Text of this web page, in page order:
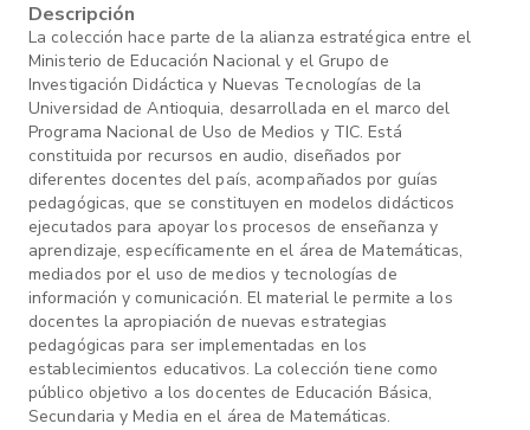
Descripción
La colección hace parte de la alianza estratégica entre el
Ministerio de Educación Nacional y el Grupo de
Investigación Didáctica y Nuevas Tecnologías de la
Universidad de Antioquia, desarrollada en el marco del
Programa Nacional de Uso de Medios y TIC. Está
constituida por recursos en audio, diseñados por
diferentes docentes del país, acompañados por guías
pedagógicas, que se constituyen en modelos didácticos
ejecutados para apoyar los procesos de enseñanza y
aprendizaje, específicamente en el área de Matemáticas,
mediados por el uso de medios y tecnologías de
información y comunicación. El material le permite a los
docentes la apropiación de nuevas estrategias
pedagógicas para ser implementadas en los
establecimientos educativos. La colección tiene como
público objetivo a los docentes de Educación Básica,
Secundaria y Media en el área de Matemáticas.